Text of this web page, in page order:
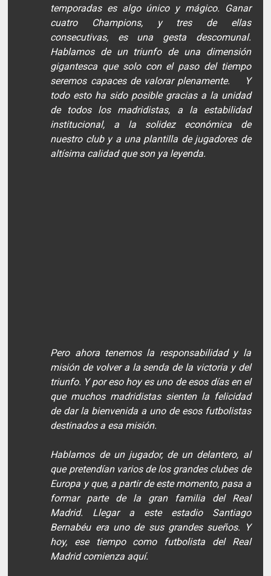
temporadas es algo único y mágico. Ganar
cuatro Champions, y tres de ellas
consecutivas, es una gesta descomunal.
Hablamos de un triunfo de una dimensión
gigantesca que solo con el paso del tiempo
seremos capaces de valorar plenamente. Y
todo esto ha sido posible gracias a la unidad
de todos los madridistas, a la estabilidad
institucional, a la solidez económica de
nuestro club y a una plantilla de jugadores de
altísima calidad que son ya leyenda.
Pero ahora tenemos la responsabilidad y la
misión de volver a la senda de la victoria y del
triunfo. Y por eso hoy es uno de esos días en el
que muchos madridistas sienten la felicidad
de dar la bienvenida a uno de esos futbolistas
destinados a esa misión.
Hablamos de un jugador, de un delantero, al
que pretendían varios de los grandes clubes de
Europa y que, a partir de este momento, pasa a
formar parte de la gran familia del Real
Madrid. Llegar a este estadio Santiago
Bernabéu era uno de sus grandes sueños. Y
hoy, ese tiempo como futbolista del Real
Madrid comienza aquí.